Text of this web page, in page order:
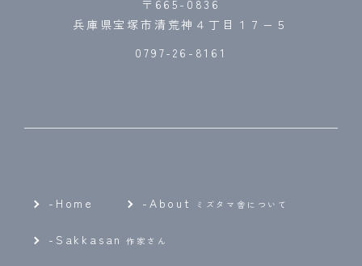
〒665-0836
兵庫県宝塚市清荒神４丁目１７−５
0797-26-8161
-Home - About ミズタマ舎について
- Sakkasan 作家さん